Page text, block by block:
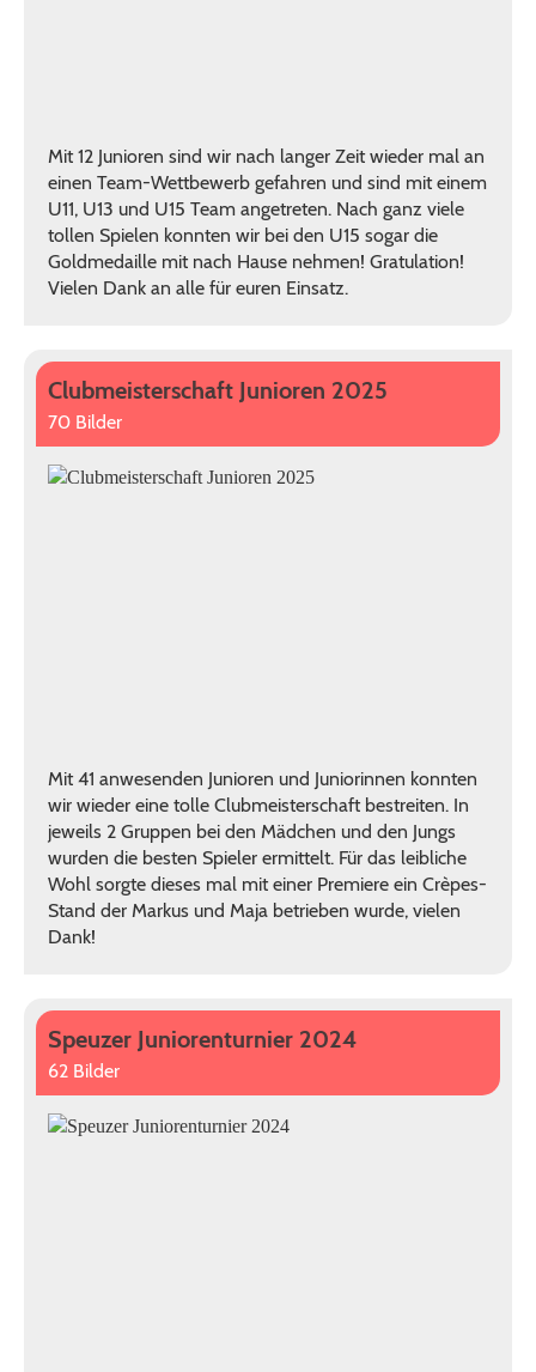
Mit 12 Junioren sind wir nach langer Zeit wieder mal an
einen Team-Wettbewerb gefahren und sind mit einem
U11, U13 und U15 Team angetreten. Nach ganz viele
tollen Spielen konnten wir bei den U15 sogar die
Goldmedaille mit nach Hause nehmen! Gratulation!
Vielen Dank an alle für euren Einsatz.
Clubmeisterschaft Junioren 2025
70 Bilder
Mit 41 anwesenden Junioren und Juniorinnen konnten
wir wieder eine tolle Clubmeisterschaft bestreiten. In
jeweils 2 Gruppen bei den Mädchen und den Jungs
wurden die besten Spieler ermittelt. Für das leibliche
Wohl sorgte dieses mal mit einer Premiere ein Crèpes-
Stand der Markus und Maja betrieben wurde, vielen
Dank!
Speuzer Juniorenturnier 2024
62 Bilder